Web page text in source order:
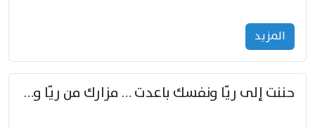
المزید
حننت إلى ريّا ونفسك باعدت … مزارك من ريّا وشعباكما معا